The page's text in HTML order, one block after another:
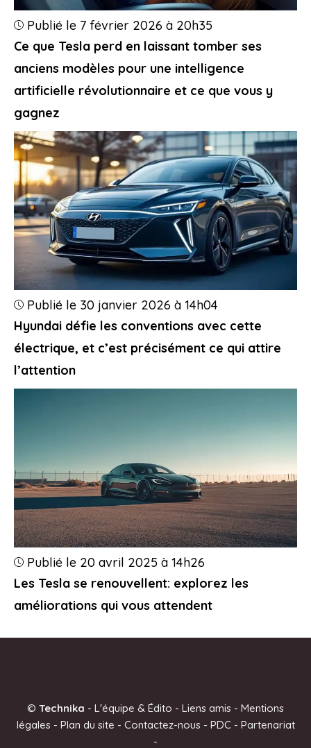
Ce que Tesla perd en laissant tomber ses
anciens modèles pour une intelligence
artificielle révolutionnaire et ce que vous y
gagnez
Publié le 7 février 2026 à 20h35
Hyundai défie les conventions avec cette
électrique, et c’est précisément ce qui attire
l’attention
Publié le 30 janvier 2026 à 14h04
Les Tesla se renouvellent: explorez les
améliorations qui vous attendent
Publié le 20 avril 2025 à 14h26
© Technika - L'équipe & Édito - Liens amis - Mentions
légales- Plan du site - Contactez-nous- PDC - Partenariat
-